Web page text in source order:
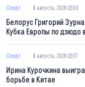
Спорт 8 августа, 2026 22:09
Белорус Григорий
Кубка Европы по дзюдо
Спорт 8 августа, 2026 22:07
Ирина Курочкина
борьбе в Китае